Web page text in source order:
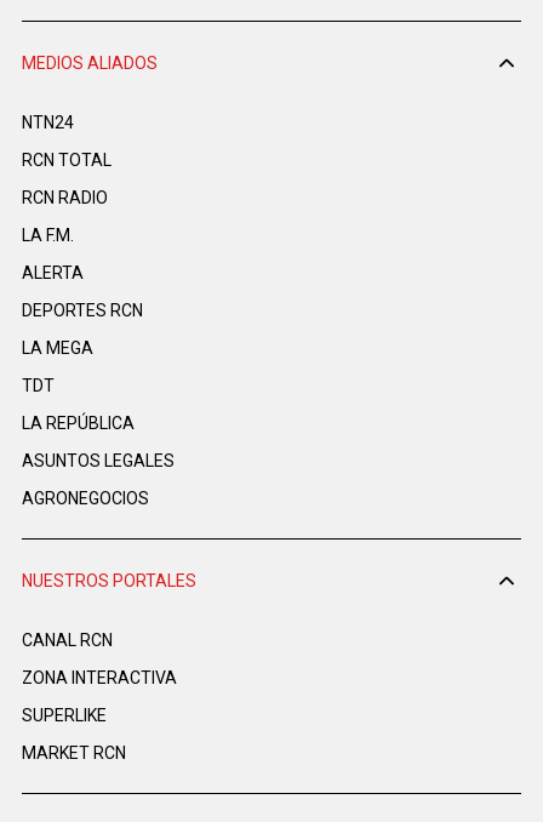
MEDIOS ALIADOS
NTN24
RCN TOTAL
RCN RADIO
LA F.M.
ALERTA
DEPORTES RCN
LA MEGA
TDT
LA REPÚBLICA
ASUNTOS LEGALES
AGRONEGOCIOS
NUESTROS PORTALES
CANAL RCN
ZONA INTERACTIVA
SUPERLIKE
MARKET RCN